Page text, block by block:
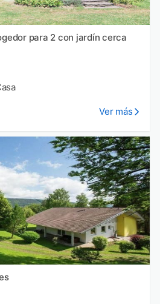
para 2 con jardín cerca
Ver más